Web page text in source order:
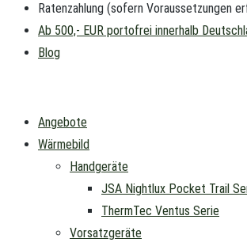
Ratenzahlung (sofern Voraussetzungen
Ab 500,- EUR portofrei innerhalb
Blog
Angebote
Wärmebild
Handgeräte
JSA Nightlux Pocket Trail
ThermTec Ventus Serie
Vorsatzgeräte